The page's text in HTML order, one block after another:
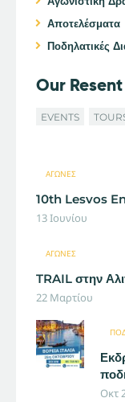
Αποτελέσματα
Ποδηλατικές
Our Resent
EVENTS
ΑΓΏΝΕΣ
10th Lesvos
13 Ιουνίου
ΑΓΏΝΕΣ
TRAIL στην
22 Μαρτίου
Οκτ